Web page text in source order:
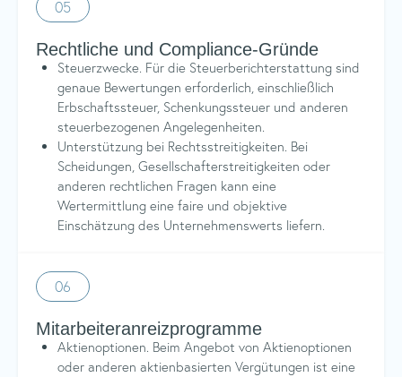
Rechtliche und Compliance-Gründe
Steuerzwecke. Für die Steuerberichterstattung sind
genaue Bewertungen erforderlich, einschließlich
Erbschaftssteuer, Schenkungssteuer und anderen
steuerbezogenen Angelegenheiten.
Unterstützung bei Rechtsstreitigkeiten. Bei
Scheidungen, Gesellschafterstreitigkeiten oder
anderen rechtlichen Fragen kann eine
Wertermittlung eine faire und objektive
Einschätzung des Unternehmenswerts liefern.
05
Mitarbeiteranreizprogramme
Aktienoptionen. Beim Angebot von Aktienoptionen
oder anderen aktienbasierten Vergütungen ist eine
06